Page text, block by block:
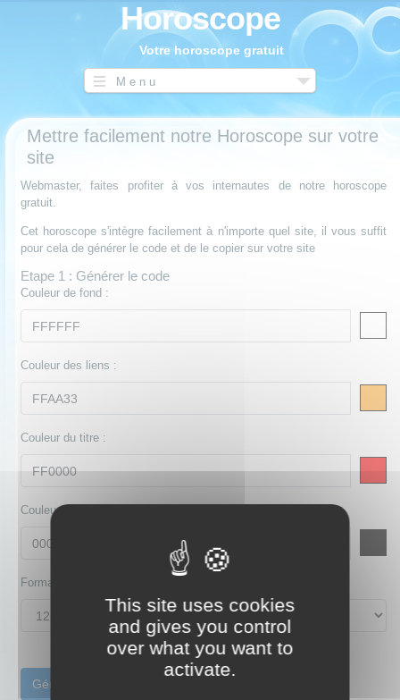
Horoscope
Votre horoscope gratuit
Menu
Mettre facilement notre Horoscope sur votre
site
Webmaster, faites profiter à vos internautes de notre horoscope
gratuit.
Cet horoscope s'intègre facilement à n'importe quel site, il vous suffit
pour cela de générer le code et de le copier sur votre site
Etape 1 : Générer le code
Couleur de fond :
Couleur des liens :
Couleur du titre :
Couleur du texte :
Format :
This site uses cookies
and gives you control
over what you want to
activate.